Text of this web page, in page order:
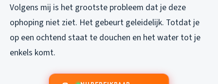
Volgens mij is het grootste probleem dat je deze
ophoping niet ziet. Het gebeurt geleidelijk. Totdat je
op een ochtend staat te douchen en het water tot je
enkels komt.